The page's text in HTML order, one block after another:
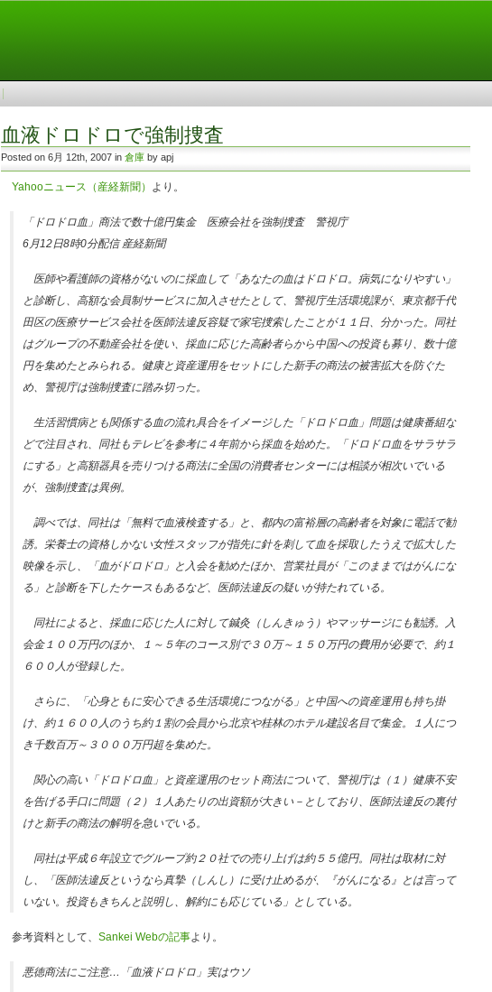
血液ドロドロで強制捜査
Posted on 6月 12th, 2007 in 倉庫 by apj
Yahooニュース（産経新聞） より。
「ドロドロ血」商法で数十億円集金 医療会社を強制捜査 警視庁
6月12日8時0分配信 産経新聞
医師や看護師の資格がないのに採血して「あなたの血はドロドロ。病気になりやすい」
と診断し、高額な会員制サービスに加入させたとして、警視庁生活環境課が、東京都千代
田区の医療サービス会社を医師法違反容疑で家宅捜索したことが１１日、分かった。同社
はグループの不動産会社を使い、採血に応じた高齢者らから中国への投資も募り、数十億
円を集めたとみられる。健康と資産運用をセットにした新手の商法の被害拡大を防ぐた
め、警視庁は強制捜査に踏み切った。
生活習慣病とも関係する血の流れ具合をイメージした「ドロドロ血」問題は健康番組な
どで注目され、同社もテレビを参考に４年前から採血を始めた。「ドロドロ血をサラサラ
にする」と高額器具を売りつける商法に全国の消費者センターには相談が相次いでいる
が、強制捜査は異例。
調べでは、同社は「無料で血液検査する」と、都内の富裕層の高齢者を対象に電話で勧
誘。栄養士の資格しかない女性スタッフが指先に針を刺して血を採取したうえで拡大した
映像を示し、「血がドロドロ」と入会を勧めたほか、営業社員が「このままではがんにな
る」と診断を下したケースもあるなど、医師法違反の疑いが持たれている。
同社によると、採血に応じた人に対して鍼灸（しんきゅう）やマッサージにも勧誘。入
会金１００万円のほか、１～５年のコース別で３０万～１５０万円の費用が必要で、約１
６００人が登録した。
さらに、「心身ともに安心できる生活環境につながる」と中国への資産運用も持ち掛
け、約１６００人のうち約１割の会員から北京や桂林のホテル建設名目で集金。１人につ
き千数百万～３０００万円超を集めた。
関心の高い「ドロドロ血」と資産運用のセット商法について、警視庁は（１）健康不安
を告げる手口に問題（２）１人あたりの出資額が大きい－としており、医師法違反の裏付
けと新手の商法の解明を急いでいる。
同社は平成６年設立でグループ約２０社での売り上げは約５５億円。同社は取材に対
し、「医師法違反というなら真摯（しんし）に受け止めるが、『がんになる』とは言って
いない。投資もきちんと説明し、解約にも応じている」としている。
参考資料として、 Sankei Webの記事より。
悪徳商法にご注意…「血液ドロドロ」実はウソ